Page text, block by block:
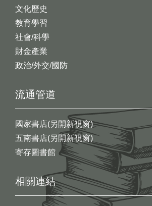
文化歷史
教育學習
社會/科學
財金產業
政治/外交/國防
流通管道
國家書店(另開新視窗)
五南書店(另開新視窗)
寄存圖書館
相關連結